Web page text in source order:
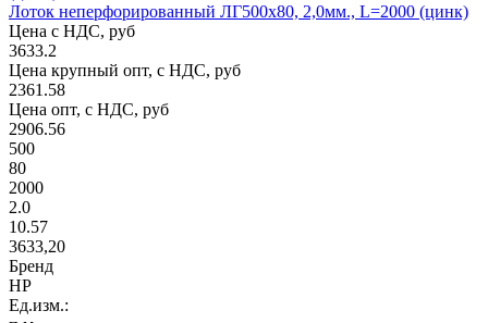
Лоток неперфорированный ЛГ500х80, 2,0мм., L=2000 (цинк)
Цена с НДС, руб
3633.2
Цена крупный опт, с НДС, руб
2361.58
Цена опт, с НДС, руб
2906.56
500
80
2000
2.0
10.57
3633,20
Бренд
НР
Ед.изм.: